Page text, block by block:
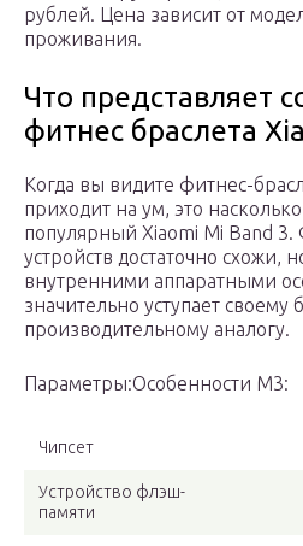
рублей. Цена зависит от
проживания.
Что представляет
фитнес браслета
Когда вы видите фитнес-
приходит на ум, это
популярный Xiaomi Mi Band
устройств достаточно схожи,
внутренними аппаратными
значительно уступает своему
производительному аналогу.
Параметры:Особенности М3:
Чипсет
Устройство флэш-
памяти